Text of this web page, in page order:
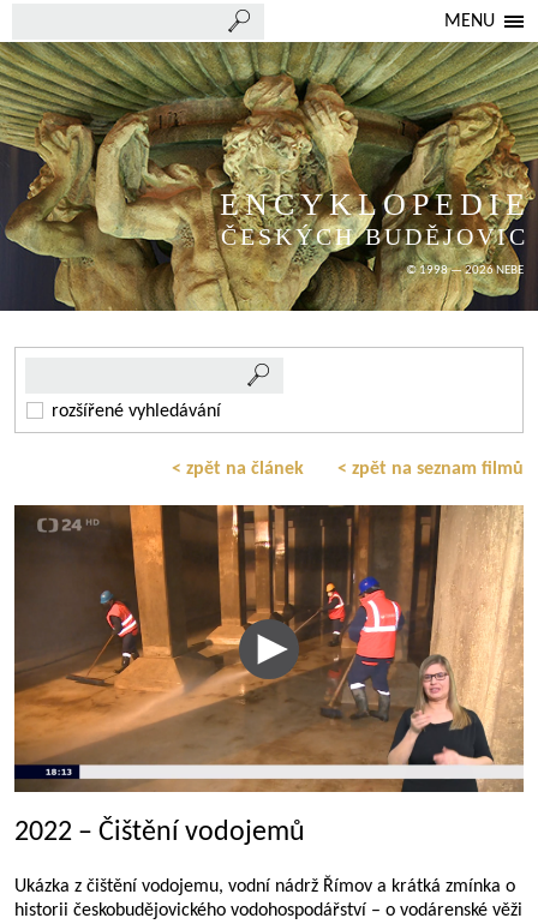
MENU
ENCYKLOPEDIE
ČESKÝCH BUDĚJOVIC
© 1998 — 2026 NEBE
rozšířené vyhledávání
< zpět na článek < zpět na seznam filmů
2022 – Čištění vodojemů
Ukázka z čištění vodojemu, vodní nádrž Římov a krátká zmínka o
historii českobudějovického vodohospodářství – o vodárenské věži